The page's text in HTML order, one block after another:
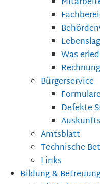
Was
Bürgerservice
Formulare
Defekte
Amtsblatt
Technische
Links
Bildung &